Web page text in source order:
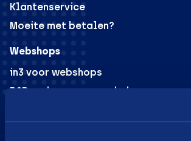
Klantenservice
Moeite met betalen?
Webshops
in3 voor webshops
B2B verkoop voor webshops